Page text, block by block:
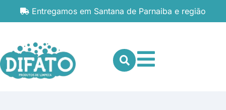
Entregamos em Santana de Parnaiba e região